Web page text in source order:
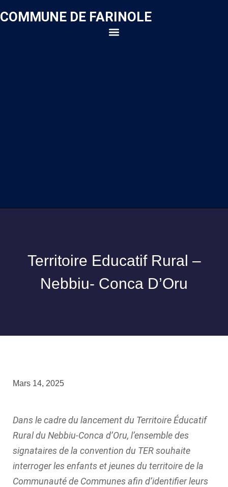
COMMUNE DE FARINOLE
Territoire Educatif Rural –
Nebbiu- Conca D’Oru
Mars 14, 2025
Dans le cadre du lancement du Territoire Éducatif
Rural du Nebbiu-Conca d’Oru, l’ensemble des
signataires de la convention du TER souhaite
interroger les enfants et jeunes du territoire de la
Communauté de Communes afin d’identifier leurs